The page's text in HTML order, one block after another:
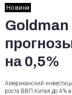
Новини
Goldman
на 0,5%
Американский
роста ВВП Китая до 4%